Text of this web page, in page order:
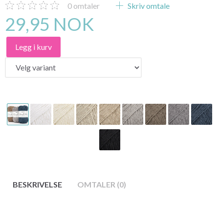
0 omtaler Skriv omtale
29,95 NOK
Legg i kurv
BESKRIVELSE OMTALER (0)